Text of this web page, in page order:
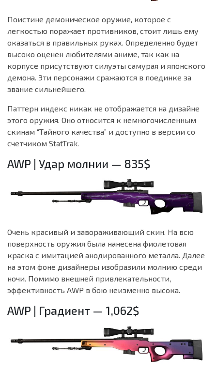
Поистине демоническое оружие, которое с
легкостью поражает противников, стоит лишь ему
оказаться в правильных руках. Определенно будет
высоко оценен любителями аниме, так как на
корпусе присутствуют силуэты самурая и японского
демона. Эти персонажи сражаются в поединке за
звание сильнейшего.
Паттерн индекс никак не отображается на дизайне
этого оружия. Оно относится к немногочисленным
скинам “Тайного качества” и доступно в версии со
счетчиком StatTrak.
AWP | Удар молнии — 835$
Очень красивый и завораживающий скин. На всю
поверхность оружия была нанесена фиолетовая
краска с имитацией анодированного металла. Далее
на этом фоне дизайнеры изобразили молнию среди
ночи. Помимо внешней привлекательности,
эффективность AWP в бою неизменно высока.
AWP | Градиент — 1,062$